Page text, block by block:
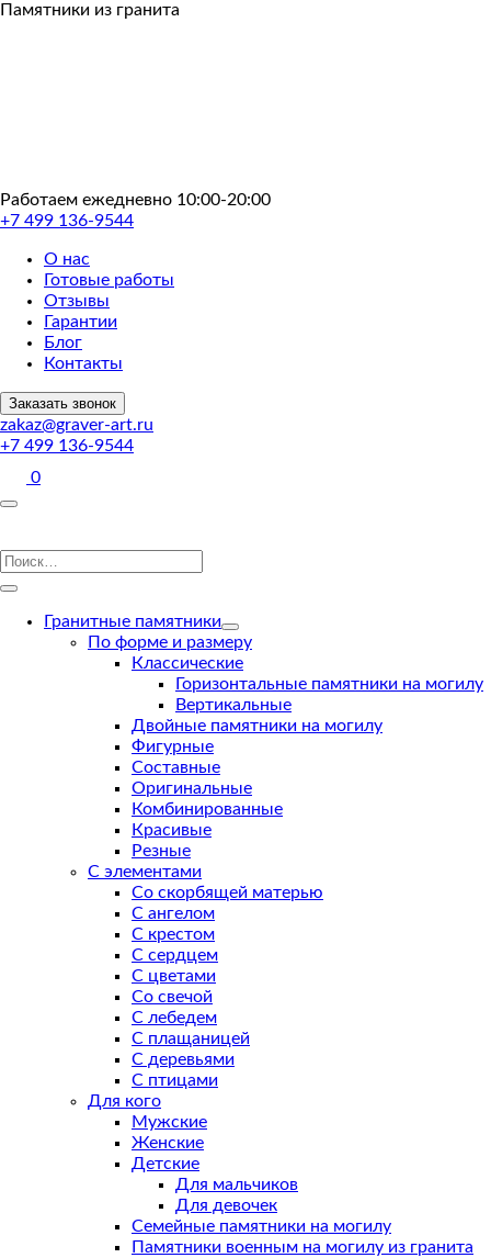
Пропустить
Памятники из гранита
Работаем ежедневно 10:00-20:00
+7 499 136-9544
О нас
Готовые работы
Отзывы
Гарантии
Блог
Контакты
Заказать звонок
zakaz@graver-art.ru
+7 499 136-9544
0
Гранитные памятники
По форме и размеру
Классические
Горизонтальные памятники на могилу
Вертикальные
Двойные памятники на могилу
Фигурные
Составные
Оригинальные
Комбинированные
Красивые
Резные
С элементами
Со скорбящей матерью
С ангелом
С крестом
С сердцем
С цветами
Со свечой
С лебедем
С плащаницей
С деревьями
С птицами
Для кого
Мужские
Женские
Детские
Для мальчиков
Для девочек
Семейные памятники на могилу
Памятники военным на могилу из гранита